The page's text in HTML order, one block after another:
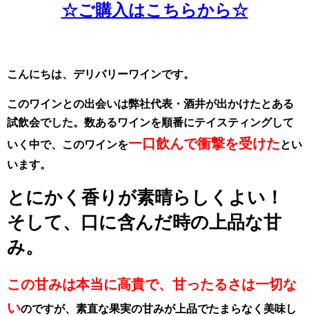
☆ご購入はこちらから☆
こんにちは、デリバリーワインです。
このワインとの出会いは弊社代表・酒井が出かけたとある
試飲会でした。数あるワインを順番にテイスティングして
いく中で、このワインを一口飲んで衝撃を受けたとい
います。
とにかく香りが素晴らしくよい！
そして、口に含んだ時の上品な甘
み。
この甘みは本当に高貴で、甘ったるさは一切な
いのですが、素直な果実の甘みが上品でたまらなく美味し